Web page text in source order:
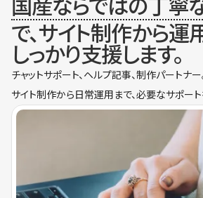
国産ならではの丁寧
で、サイト制作から運
しっかり支援します。
チャットサポート、ヘルプ記事、制作パートナー
サイト制作から日常運用まで、必要なサポート